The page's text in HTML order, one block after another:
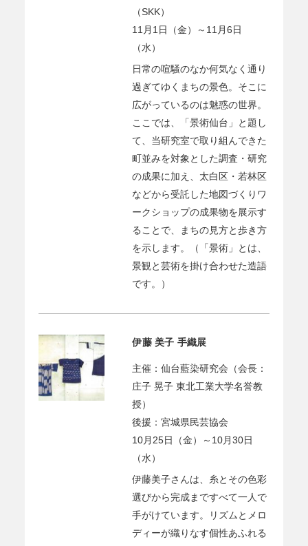
（SKK）
11月1日（金）～11月6日
（水）
日常の喧騒のなか何気なく通り
過ぎてゆくまちの景色。そこに
広がっているのは魅惑の世界。
ここでは、「景術仙台」と題し
て、当研究室で取り組んできた
町並みを対象とした調査・研究
の成果に加え、太白区・若林区
などから受託した地図づくりワ
ークショップの成果物を展示す
ることで、まちの見方と歩き方
を示します。（「景術」とは、
景観と芸術を掛け合わせた造語
です。）
伊藤 美子 手織展
主催：仙台藍染研究会（会長：
庄子 晃子 東北工業大学名誉教
授）
後援：宮城県民芸協会
10月25日（金）～10月30日
（水）
伊藤美子さんは、糸とその色彩
選びから完成まですべて一人で
手がけています。リズムとメロ
ディーが織りなす個性あふれる